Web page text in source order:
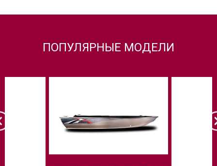
ПОПУЛЯРНЫЕ МОДЕЛИ